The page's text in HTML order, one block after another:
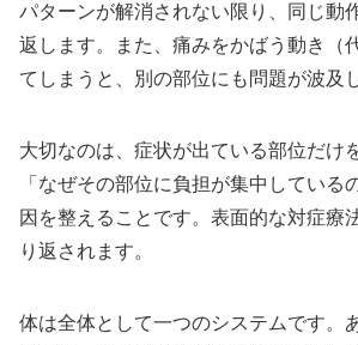
パターンが解消されない限り、同じ動
返します。また、痛みをかばう動き（
てしまうと、別の部位にも問題が波及
大切なのは、症状が出ている部位だけ
「なぜその部位に負担が集中している
因を整えることです。表面的な対症療
り返されます。
体は全体として一つのシステムです。